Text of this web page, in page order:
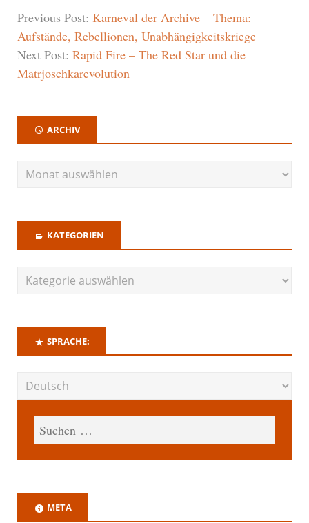
Previous Post: Karneval der Archive – Thema:
Aufstände, Rebellionen, Unabhängigkeitskriege
Next Post: Rapid Fire – The Red Star und die
Matrjoschkarevolution
ARCHIV
KATEGORIEN
SPRACHE:
META